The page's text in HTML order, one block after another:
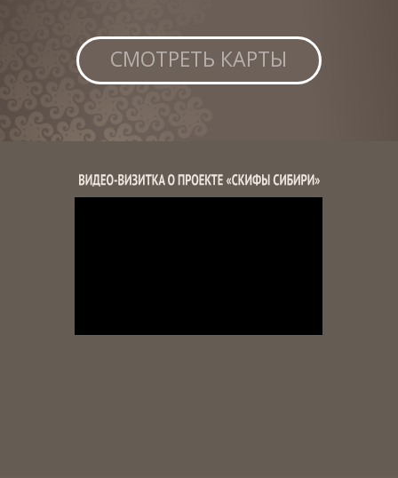
СМОТРЕТЬ КАРТЫ